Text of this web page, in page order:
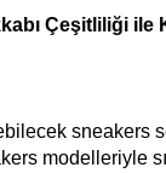
Çeşitliliği ile
sneakers
modelleriyle